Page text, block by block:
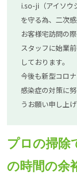
i.so-ji（アイソウ
を守る為、二次
お客様宅訪問の
スタッフに始業
しております。
今後も新型コロ
感染症の対策に
うお願い申し上げ
プロの掃除
の時間の余